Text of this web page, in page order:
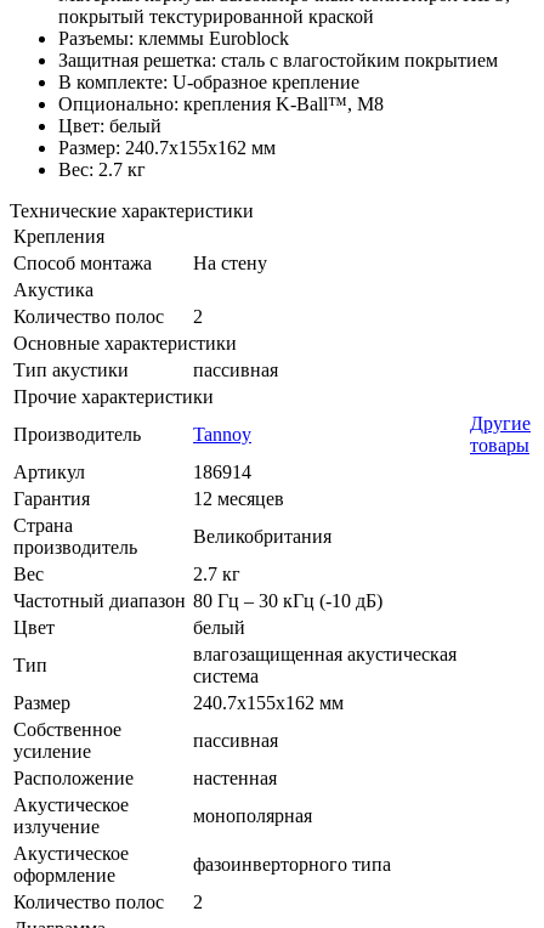
покрытый текстурированной краской
Разъемы: клеммы Euroblock
Защитная решетка: сталь с влагостойким покрытием
В комплекте: U-образное крепление
Опционально: крепления K-Ball™, M8
Цвет: белый
Размер: 240.7x155x162 мм
Вес: 2.7 кг
Технические характеристики
Крепления
Способ монтажа
На стену
Акустика
Количество полос
2
Основные характеристики
Тип акустики
пассивная
Прочие характеристики
Производитель
Tannoy
Другие
товары
Артикул
186914
Гарантия
12 месяцев
Страна
производитель
Великобритания
Вес
2.7 кг
Частотный диапазон 80 Гц – 30 кГц (-10 дБ)
Цвет
белый
Тип
влагозащищенная акустическая
система
Размер
240.7x155x162 мм
Собственное
усиление
пассивная
Расположение
настенная
Акустическое
излучение
монополярная
Акустическое
оформление
фазоинверторного типа
Количество полос
2